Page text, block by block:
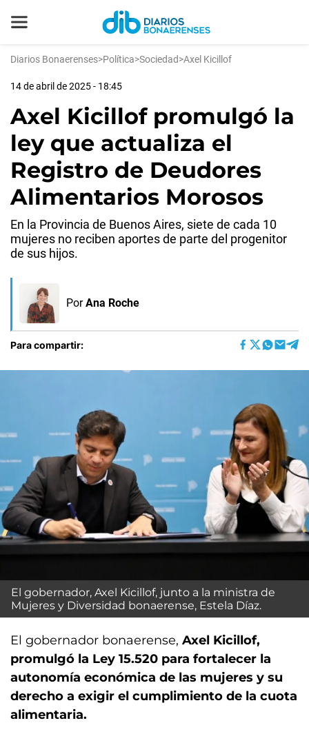
Diarios Bonaerenses>Política>Sociedad>Axel Kicillof
14 de abril de 2025 - 18:45
Axel Kicillof promulgó la
ley que actualiza el
Registro de Deudores
Alimentarios Morosos
En la Provincia de Buenos Aires, siete de cada 10
mujeres no reciben aportes de parte del progenitor
de sus hijos.
Por Ana Roche
Para compartir:
El gobernador, Axel Kicillof, junto a la ministra de
Mujeres y Diversidad bonaerense, Estela Díaz.
El gobernador bonaerense, Axel Kicillof,
promulgó la Ley 15.520 para fortalecer la
autonomía económica de las mujeres y su
derecho a exigir el cumplimiento de la cuota
alimentaria.